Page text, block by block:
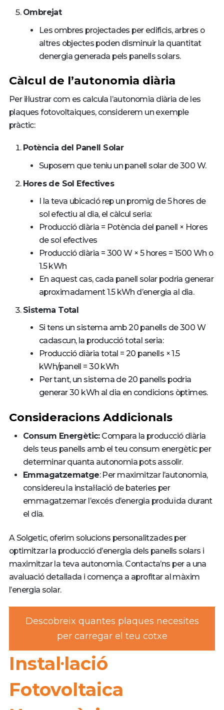
Ombrejat
Les ombres projectades per edificis, arbres o
altres objectes poden disminuir la quantitat
denergia generada pels panells solars.
Càlcul de l’autonomia diària
Per il·lustrar com es calcula l’autonomia diària de les
plaques fotovoltaiques, considerem un exemple
pràctic:
Potència del Panell Solar
Suposem que teniu un panell solar de 300 W.
Hores de Sol Efectives
I la teva ubicació rep un promig de 5 hores de
sol efectiu al dia, el càlcul seria:
Producció diària = Potència del panell × Hores
de sol efectives
Producció diària = 300 W × 5 hores = 1500 Wh o
1.5 kWh
En aquest cas, cada panell solar podria generar
aproximadament 1.5 kWh d’energia al dia.
Sistema Total
Si tens un sistema amb 20 panells de 300 W
cadascun, la producció total seria:
Producció diària total = 20 panells × 1.5
kWh/panell = 30 kWh
Per tant, un sistema de 20 panells podria
generar 30 kWh al dia en condicions òptimes.
Consideracions Addicionals
Consum Energètic:Compara la producció diària
dels teus panells amb el teu consum energètic per
determinar quanta autonomia pots assolir.
Emmagatzematge: Per maximitzar l’autonomia,
considereu la instal·lació de bateries per
emmagatzemar l’excés d’energia produïda durant
el dia.
A Solgetic, oferim solucions personalitzades per
optimitzar la producció d’energia dels panells solars i
maximitzar la teva autonomia. Contacta’ns per a una
avaluació detallada i comença a aprofitar al màxim
l’energia solar.
Descobreix quantes plaques necesites
per carregar el teu cotxe
Instal·lació
Fotovoltaica